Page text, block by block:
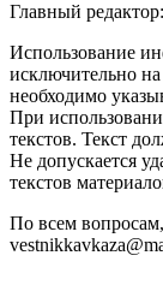
Главный
Использование
исключительно
необходимо
При
текстов. Текст
Не допускается
текстов
По всем